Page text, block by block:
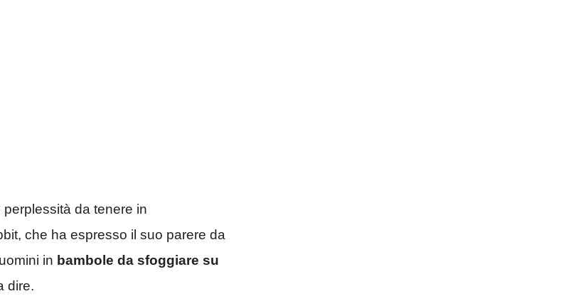
da tenere in
che ha espresso il suo parere da
in bambole da sfoggiare su
dire.